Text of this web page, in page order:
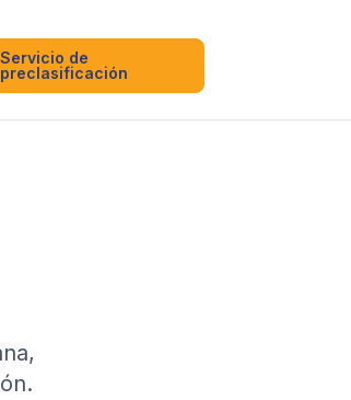
Servicio de
preclasificación